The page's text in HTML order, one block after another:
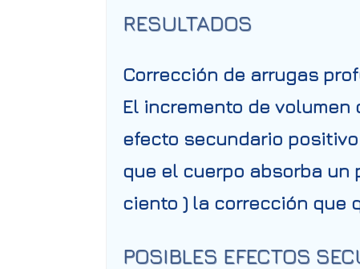
RESULTADOS
Corrección de arrugas
El incremento de
efecto secundario
que el cuerpo absorba un
ciento ) la corrección que
POSIBLES EFECTOS